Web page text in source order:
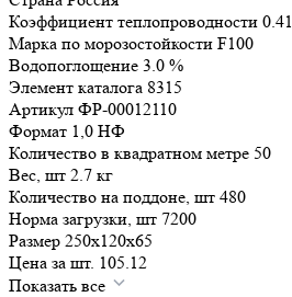
Коэффициент теплопроводности 0.41
Марка по морозостойкости F100
Водопоглощение 3.0 %
Элемент каталога 8315
Артикул ФР-00012110
Формат 1,0 НФ
Количество в квадратном метре 50
Вес, шт 2.7 кг
Количество на поддоне, шт 480
Норма загрузки, шт 7200
Размер 250x120x65
Цена за шт. 105.12
Показать все